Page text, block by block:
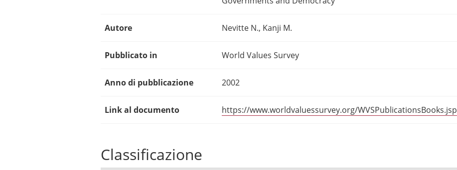
Autore Nevitte N., Kanji M.
Pubblicato in World Values Survey
Anno di pubblicazione 2002
Link al documento https://www.worldvaluessurvey.org/WVSPublicationsBooks.jsp
Classificazione